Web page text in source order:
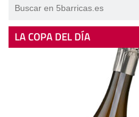
LA COPA DEL DÍA